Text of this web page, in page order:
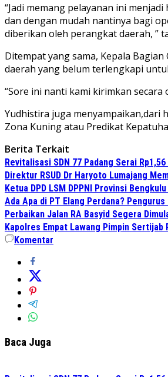
“Jadi memang pelayanan ini
dan dengan mudah nantinya bagi
diberikan oleh perangkat daerah, ”
Ditempat yang sama, Kepala
daerah yang belum terlengkapi
“Sore ini nanti kami kirimkan
Yudhistira juga menyampaikan,dari
Zona Kuning atau Predikat
Berita Terkait
Revitalisasi SDN 77 Padang Serai
Direktur RSUD Dr Haryoto Lumajang
Ketua DPD LSM DPPNI Provinsi
Ada Apa di PT Elang Perdana?
Perbaikan Jalan RA Basyid Segera
Kapolres Empat Lawang Pimpin
Komentar
Baca Juga